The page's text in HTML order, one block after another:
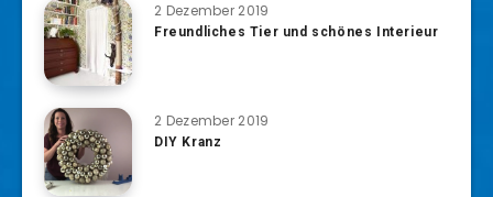
2 Dezember 2019
Freundliches Tier und schönes Interieur
2 Dezember 2019
DIY Kranz